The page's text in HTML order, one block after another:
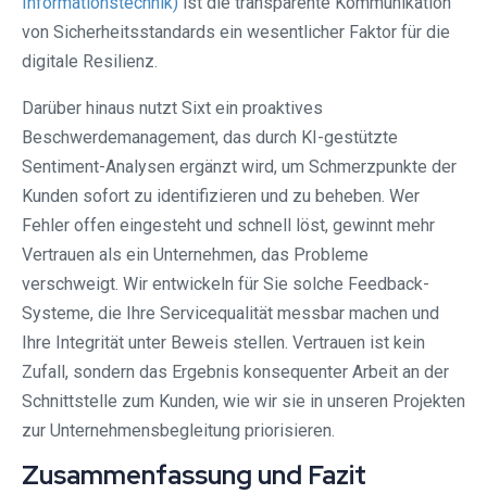
von Sicherheitsstandards ein wesentlicher Faktor für die
digitale Resilienz.
Darüber hinaus nutzt Sixt ein proaktives
Beschwerdemanagement, das durch KI-gestützte
Sentiment-Analysen ergänzt wird, um Schmerzpunkte der
Kunden sofort zu identifizieren und zu beheben. Wer
Fehler offen eingesteht und schnell löst, gewinnt mehr
Vertrauen als ein Unternehmen, das Probleme
verschweigt. Wir entwickeln für Sie solche Feedback-
Systeme, die Ihre Servicequalität messbar machen und
Ihre Integrität unter Beweis stellen. Vertrauen ist kein
Zufall, sondern das Ergebnis konsequenter Arbeit an der
Schnittstelle zum Kunden, wie wir sie in unseren Projekten
zur Unternehmensbegleitung priorisieren.
Zusammenfassung und Fazit